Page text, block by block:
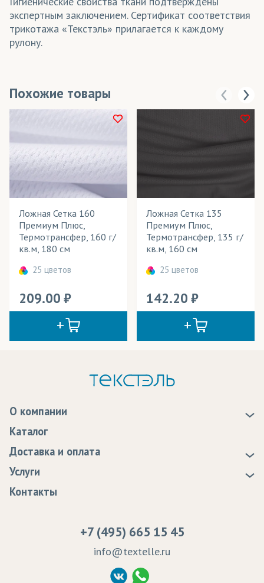
экспертным заключением. Сертификат соответствия
трикотажа «Текстэль» прилагается к каждому
рулону.
Похожие товары
Ложная Сетка 160
Премиум Плюс,
Термотрансфер, 160 г/
кв.м, 180 см
25 цветов
209.00
Ложная Сетка 135
Премиум Плюс,
Термотрансфер, 135 г/
кв.м, 160 см
25 цветов
142.20
О компании
Статьи
Программа лояльности
Сертификаты качества
Судебные решения
Политика Конфиденциальности
Согласие на обработку ПД
Каталог
Доставка и оплата
Доставка
Оплата
Услуги
Образцы
Контакты
+7 (495) 665 15 45
info@textelle.ru